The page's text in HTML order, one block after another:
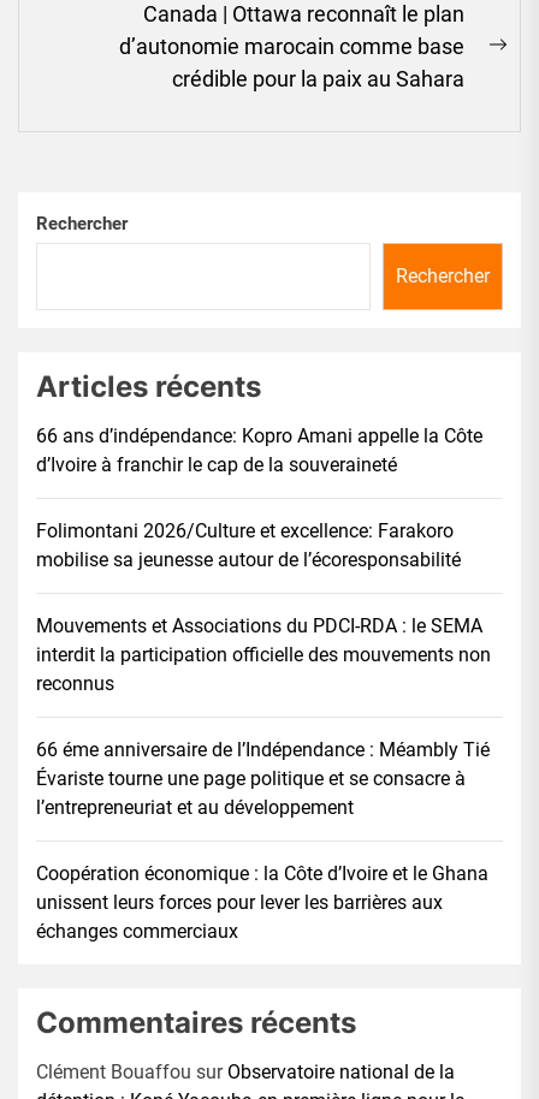
Canada | Ottawa reconnaît le plan
d’autonomie marocain comme base
crédible pour la paix au Sahara
Rechercher
Rechercher
Articles récents
66 ans d’indépendance: Kopro Amani appelle la Côte
d’Ivoire à franchir le cap de la souveraineté
Folimontani 2026/Culture et excellence: Farakoro
mobilise sa jeunesse autour de l’écoresponsabilité
Mouvements et Associations du PDCI-RDA : le SEMA
interdit la participation officielle des mouvements non
reconnus
66 éme anniversaire de l’Indépendance : Méambly Tié
Évariste tourne une page politique et se consacre à
l’entrepreneuriat et au développement
Coopération économique : la Côte d’Ivoire et le Ghana
unissent leurs forces pour lever les barrières aux
échanges commerciaux
Commentaires récents
Clément Bouaffou sur Observatoire national de la